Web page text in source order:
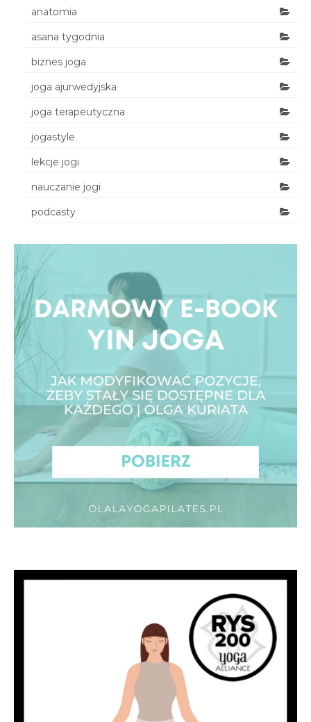
anatomia
asana tygodnia
biznes joga
joga ajurwedyjska
joga terapeutyczna
jogastyle
lekcje jogi
nauczanie jogi
podcasty